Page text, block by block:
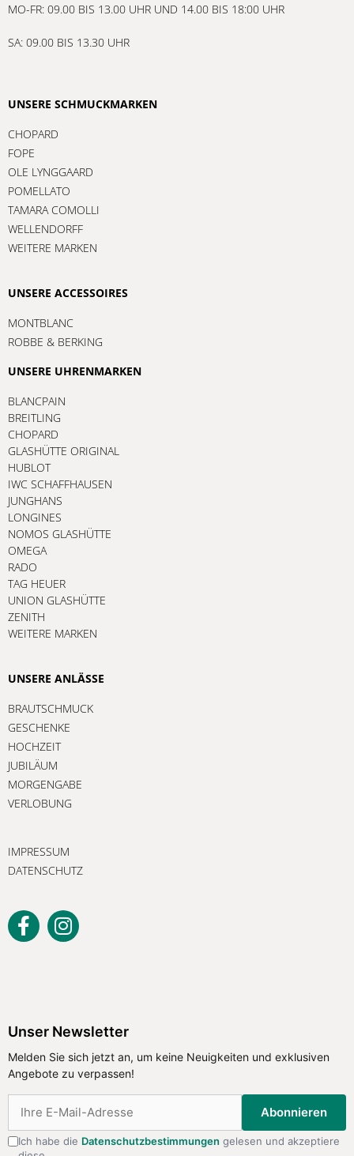
MO-FR: 09.00 BIS 13.00 UHR UND 14.00 BIS 18:00 UHR
SA: 09.00 BIS 13.30 UHR
UNSERE SCHMUCKMARKEN
CHOPARD
FOPE
OLE LYNGGAARD
POMELLATO
TAMARA COMOLLI
WELLENDORFF
WEITERE MARKEN
UNSERE ACCESSOIRES
MONTBLANC
ROBBE & BERKING
UNSERE UHRENMARKEN
BLANCPAIN
BREITLING
CHOPARD
GLASHÜTTE ORIGINAL
HUBLOT
IWC SCHAFFHAUSEN
JUNGHANS
LONGINES
NOMOS GLASHÜTTE
OMEGA
RADO
TAG HEUER
UNION GLASHÜTTE
ZENITH
WEITERE MARKEN
UNSERE ANLÄSSE
BRAUTSCHMUCK
GESCHENKE
HOCHZEIT
JUBILÄUM
MORGENGABE
VERLOBUNG
IMPRESSUM
DATENSCHUTZ
Unser Newsletter
Melden Sie sich jetzt an, um keine Neuigkeiten und exklusiven
Angebote zu verpassen!
Abonnieren
Ich habe die Datenschutzbestimmungen gelesen und akzeptiere
zu verpassen!
Abonnieren